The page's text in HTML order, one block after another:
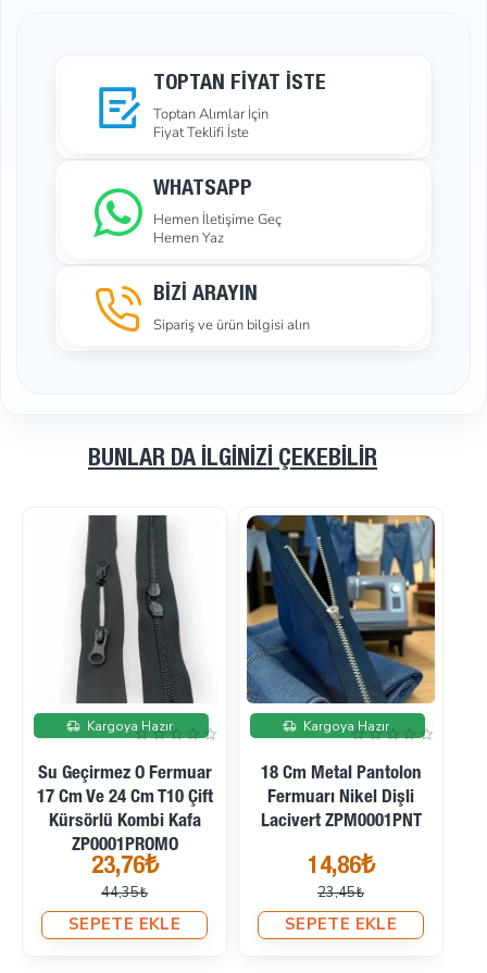
TOPTAN FIYAT İSTE
Toptan Alımlar İçin
Fiyat Teklifi İste
WHATSAPP
Hemen İletişime Geç
Hemen Yaz
BİZİ ARAYIN
Sipariş ve ürün bilgisi alın
BUNLAR DA İLGINIZI ÇEKEBILIR
İndirimde
Kargoya Hazır
Mont Fermuarı 65 Cm
Tip 10 Açık Mavi SBS
145 Renk ZP0003PROMO
37,87₺
46,02₺
SEPETE EKLE
İndirimde
Kargoya Hazır
Mont Fermuarı 70 Cm
Tip 10 Lacivert SBS 168
Renk ZP0004PROMO
41,07₺
48,79₺
SEPETE EKLE